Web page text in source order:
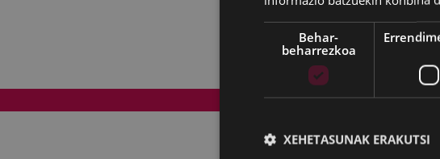
Web mapa
Behar-
beharrezkoa
XEHETASUNAK ERAKUTSI